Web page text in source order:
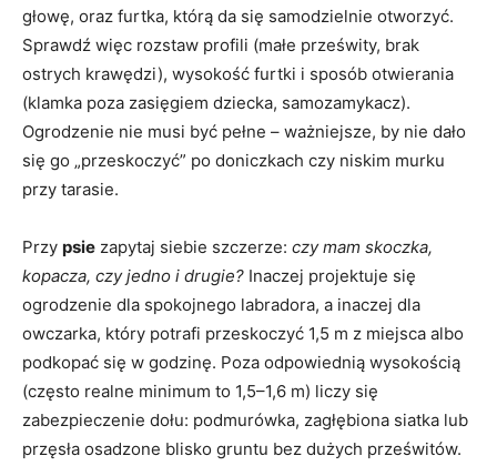
głowę, oraz furtka, którą da się samodzielnie otworzyć.
Sprawdź więc rozstaw profili (małe prześwity, brak
ostrych krawędzi), wysokość furtki i sposób otwierania
(klamka poza zasięgiem dziecka, samozamykacz).
Ogrodzenie nie musi być pełne – ważniejsze, by nie dało
się go „przeskoczyć” po doniczkach czy niskim murku
przy tarasie.
Przy psie zapytaj siebie szczerze: czy mam skoczka,
kopacza, czy jedno i drugie? Inaczej projektuje się
ogrodzenie dla spokojnego labradora, a inaczej dla
owczarka, który potrafi przeskoczyć 1,5 m z miejsca albo
podkopać się w godzinę. Poza odpowiednią wysokością
(często realne minimum to 1,5–1,6 m) liczy się
zabezpieczenie dołu: podmurówka, zagłębiona siatka lub
przęsła osadzone blisko gruntu bez dużych prześwitów.